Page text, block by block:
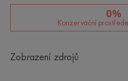
0%
Konzervační
Zobrazení zdrojů